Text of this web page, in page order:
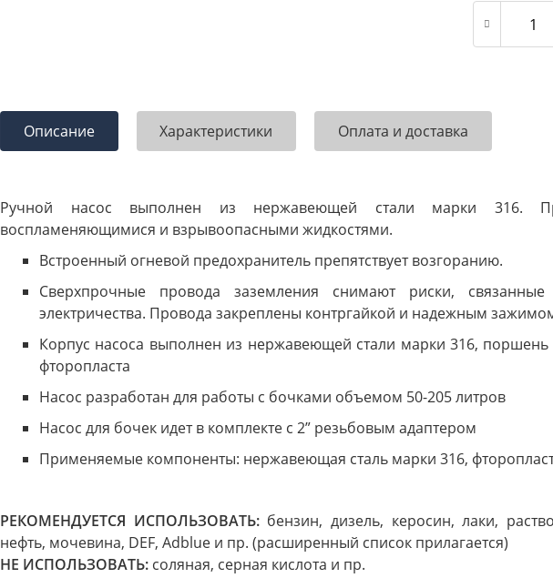
Описание Характеристики Оплата и доставка
Ручной насос выполнен из нержавеющей стали марки 316.
воспламеняющимися и взрывоопасными жидкостями.
Встроенный огневой предохранитель препятствует возгоранию.
Сверхпрочные провода заземления снимают риски, связанные
электричества. Провода закреплены контргайкой и надежным
Корпус насоса выполнен из нержавеющей стали марки 316, поршень
фторопласта
Насос разработан для работы с бочками объемом 50-205 литров
Насос для бочек идет в комплекте с 2” резьбовым адаптером
Применяемые компоненты: нержавеющая сталь марки 316,
РЕКОМЕНДУЕТСЯ ИСПОЛЬЗОВАТЬ:бензин, дизель, керосин, лаки,
нефть, мочевина, DEF, Adblue и пр. (расширенный список прилагается)
НЕ ИСПОЛЬЗОВАТЬ: соляная, серная кислота и пр.